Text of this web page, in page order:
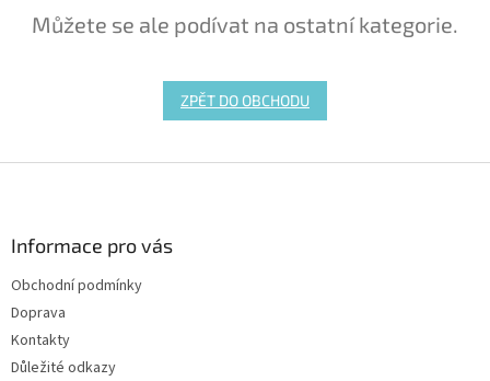
Můžete se ale podívat na ostatní kategorie.
ZPĚT DO OBCHODU
Informace pro vás
Obchodní podmínky
Doprava
Kontakty
Důležité odkazy